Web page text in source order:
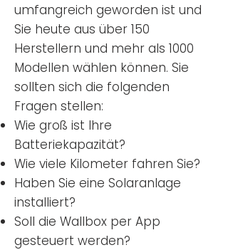
umfangreich geworden ist und
Sie heute aus über 150
Herstellern und mehr als 1000
Modellen wählen können. Sie
sollten sich die folgenden
Fragen stellen:
Wie groß ist Ihre
Batteriekapazität?
Wie viele Kilometer fahren Sie?
Haben Sie eine Solaranlage
installiert?
Soll die Wallbox per App
gesteuert werden?